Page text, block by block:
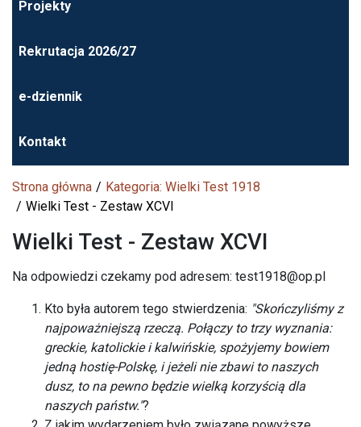
Projekty
Rekrutacja 2026/27
e-dziennik
Kontakt
Strona główna
Kategoria: Wielki Test 1918
Wielki Test - Zestaw XCVI
Wielki Test - Zestaw XCVI
Na odpowiedzi czekamy pod adresem: test1918@op.pl
Kto była autorem tego stwierdzenia: "Skończyliśmy z
najpoważniejszą rzeczą. Połączy to trzy wyznania:
greckie, katolickie i kalwińskie, spożyjemy bowiem
jedną hostię-Polskę, i jeżeli nie zbawi to naszych
dusz, to na pewno będzie wielką korzyścią dla
naszych państw."?